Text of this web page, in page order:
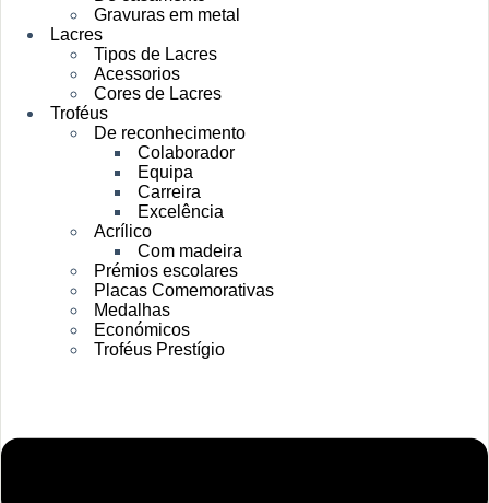
Gravuras em metal
Lacres
Tipos de Lacres
Acessorios
Cores de Lacres
Troféus
De reconhecimento
Colaborador
Equipa
Carreira
Excelência
Acrílico
Com madeira
Prémios escolares
Placas Comemorativas
Medalhas
Económicos
Troféus Prestígio